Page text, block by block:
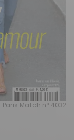
Paris Match n° 4032